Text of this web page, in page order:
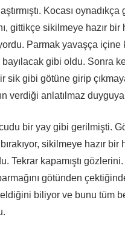
Kocası
gittikçe sikilmeye hazır
Parmak yavaşça içine
gibi oldu. Sonra
sik gibi götüne girip
verdiği anlatılmaz duyguya
bir yay gibi gerilmişti.
sikilmeye hazır bir
Tekrar kapamıştı gözlerini.
götünden
biliyor ve bunu tüm